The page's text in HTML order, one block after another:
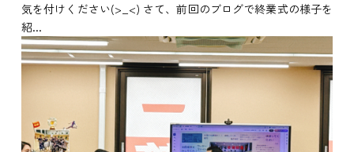
気を付けください(>_<) さて、前回のブログで終業式の様子を
紹...